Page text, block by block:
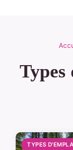
Types
TYPES